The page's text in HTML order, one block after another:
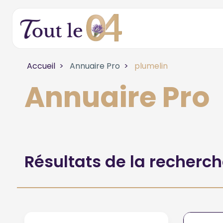
Accueil Annuaire Pro plumelin
Annuaire Pro
Résultats de la